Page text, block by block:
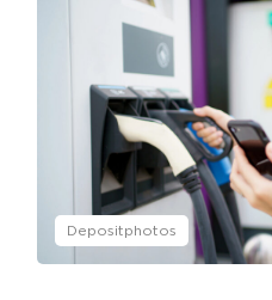
Depositphotos